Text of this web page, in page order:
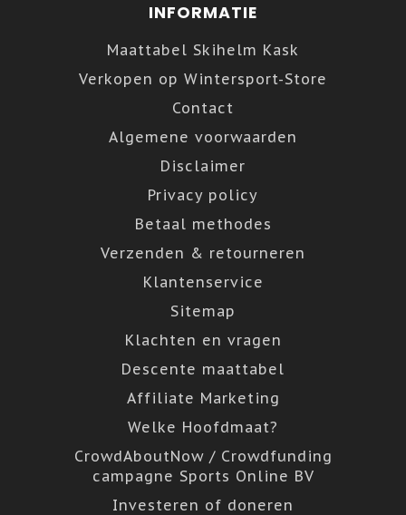
INFORMATIE
Maattabel Skihelm Kask
Verkopen op Wintersport-Store
Contact
Algemene voorwaarden
Disclaimer
Privacy policy
Betaal methodes
Verzenden & retourneren
Klantenservice
Sitemap
Klachten en vragen
Descente maattabel
Affiliate Marketing
Welke Hoofdmaat?
CrowdAboutNow / Crowdfunding
campagne Sports Online BV
Investeren of doneren